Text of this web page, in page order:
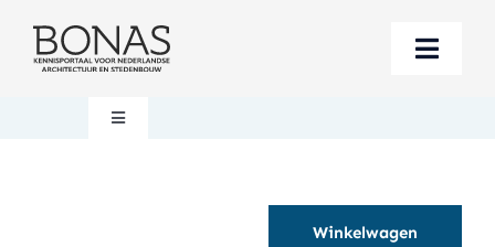
naar
Toggle
BerichtenToggle
Winkelwagen